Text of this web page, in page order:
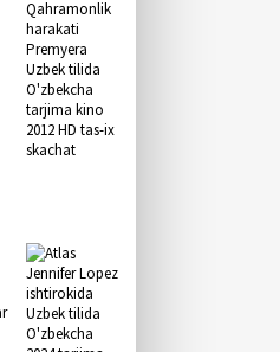
Qahramonlik
harakati
Premyera
Uzbek tilida
O'zbekcha
tarjima kino
2012 HD tas-ix
skachat